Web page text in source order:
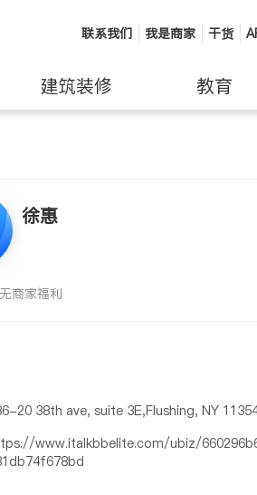
联系我们 我是商家 干货
建筑装修 教育
徐惠
商家福利
136-20 38th ave, suite 3E,Flushing, NY
www.italkbbelite.com/ubiz/